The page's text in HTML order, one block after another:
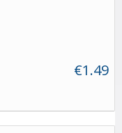
€1.49